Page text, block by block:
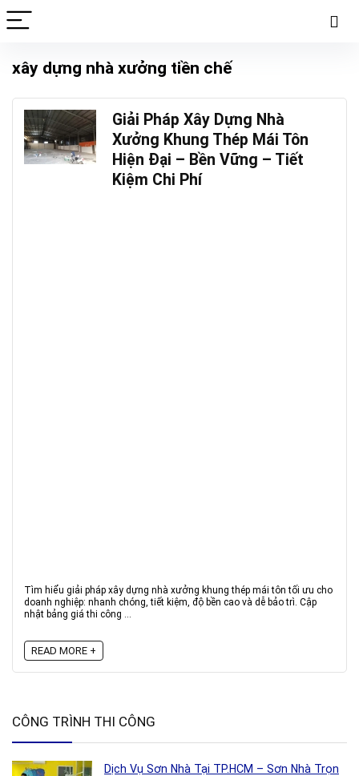
xây dựng nhà xưởng tiền chế
Giải Pháp Xây Dựng Nhà
Xưởng Khung Thép Mái Tôn
Hiện Đại – Bền Vững – Tiết
Kiệm Chi Phí
Tìm hiểu giải pháp xây dựng nhà xưởng khung thép mái tôn tối ưu cho
doanh nghiệp: nhanh chóng, tiết kiệm, độ bền cao và dễ bảo trì. Cập
nhật bảng giá thi công ...
READ MORE +
CÔNG TRÌNH THI CÔNG
Dịch Vụ Sơn Nhà Tại TP.HCM – Sơn Nhà Trọn